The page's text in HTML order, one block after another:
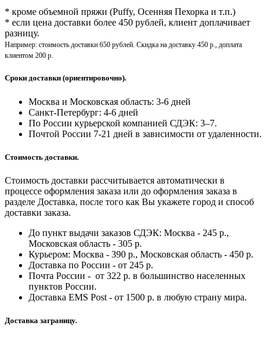
* кроме объемной пряжи (Puffy, Осенняя Пехорка и т.п.)
* если цена доставки более 450 рублей, клиент доплачивает
разницу.
Например: стоимость доставки 650 рублей. Скидка на доставку 450 р., доплата
клиентом 200 р.
Сроки доставки (ориентировочно).
Москва и Московская область: 3-6 дней
Санкт-Петербург: 4-6 дней
По России курьерской компанией СДЭК: 3–7.
Почтой России 7-21 дней в зависимости от удаленности.
Стоимость доставки.
Стоимость доставки рассчитывается автоматически в
процессе оформления заказа или до оформления заказа в
разделе Доставка, после того как Вы укажете город и способ
доставки заказа.
До пункт выдачи заказов СДЭК: Москва - 245 р.,
Московская область - 305 р.
Курьером: Москва - 390 р., Московская область - 450 р.
Доставка по России - от 245 р.
Почта России - от 322 р. в большинство населенных
пунктов России.
Доставка EMS Post - от 1500 р. в любую страну мира.
Доставка заграницу.